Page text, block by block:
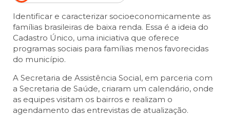
Identificar e caracterizar socioeconomicamente as
famílias brasileiras de baixa renda. Essa é a ideia do
Cadastro Único, uma iniciativa que oferece
programas sociais para famílias menos favorecidas
do município.
A Secretaria de Assistência Social, em parceria com
a Secretaria de Saúde, criaram um calendário, onde
as equipes visitam os bairros e realizam o
agendamento das entrevistas de atualização.